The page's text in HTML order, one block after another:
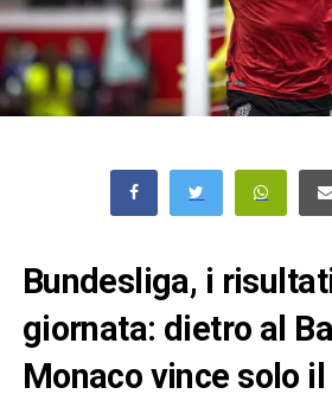
Bundesliga, i
giornata: dietro al
Monaco vince solo